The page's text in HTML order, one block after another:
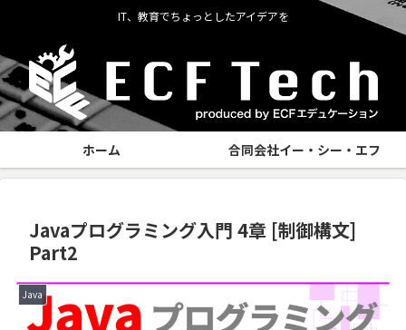
IT、教育でちょっとしたアイデアを
ホーム 合同会社イー・シー・エフ
Javaプログラミング入門 4章 [制御構文]
Part2
Java